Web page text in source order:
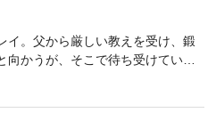
。父から厳しい教えを受け、鍛
かうが、そこで待ち受けていた